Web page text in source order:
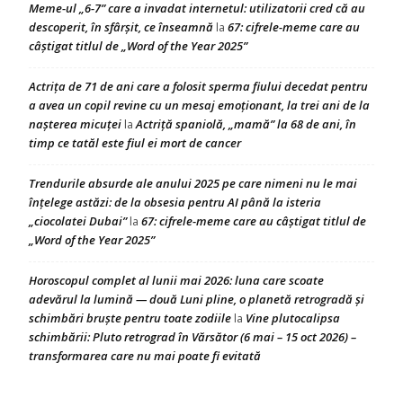
Meme-ul „6-7” care a invadat internetul: utilizatorii cred că au
descoperit, în sfârșit, ce înseamnă la 67: cifrele-meme care au
câștigat titlul de „Word of the Year 2025”
Actrița de 71 de ani care a folosit sperma fiului decedat pentru
a avea un copil revine cu un mesaj emoționant, la trei ani de la
nașterea micuței laActriță spaniolă, „mamă” la 68 de ani, în
timp ce tatăl este fiul ei mort de cancer
Trendurile absurde ale anului 2025 pe care nimeni nu le mai
înțelege astăzi: de la obsesia pentru AI până la isteria
„ciocolatei Dubai”la 67: cifrele-meme care au câștigat titlul de
„Word of the Year 2025”
Horoscopul complet al lunii mai 2026: luna care scoate
adevărul la lumină — două Luni pline, o planetă retrogradă și
schimbări bruște pentru toate zodiile la Vine plutocalipsa
schimbării: Pluto retrograd în Vărsător (6 mai – 15 oct 2026) –
transformarea care nu mai poate fi evitată